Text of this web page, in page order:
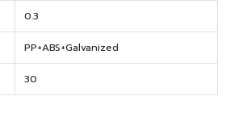
0.3
PP+ABS+Galvanized
30